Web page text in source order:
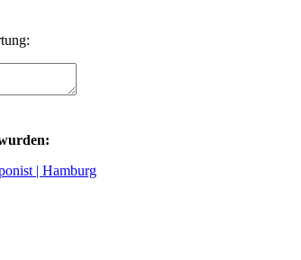
| Hamburg